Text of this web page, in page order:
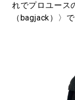
れでプロユース
（bagjack）〉